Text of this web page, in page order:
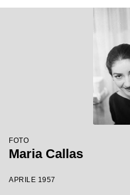
FOTO
Maria Callas
APRILE 1957